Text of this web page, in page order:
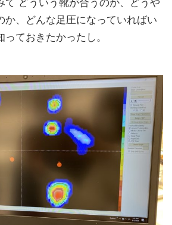
て どういう靴が合うのか、どうや
か、どんな足圧になっていればい
ておきたかったし。